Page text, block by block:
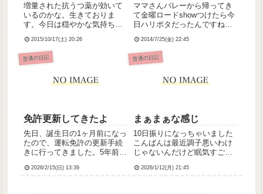
増量された抗うつ薬が効いて
いるのかな。生きておりま
す。今日は穏やかな気持ちで
た。あんなにしにたいしにた
いと酷かった希死念慮が、憑
き物が落ちたみたいになくな
しないでぼーっとしていた一
2015/10/17(土) 20:26
ママさんバレーから帰ってき
て金曜ロードshowつけたら今
日ハリポタだったんですね。
けど、やっぱ何度見ても面白
い！(´ω｀)けんしょー先生の
変声前の声もめっさかわい
たのが10年以上も前なの...
2014/7/25(金) 22:45
普通の日記
免許更新してきたよ
先日、誕生日の1ヶ月前になっ
たので、運転免許の更新手続
きに行ってきました。5年前の
ったのですが、写真写り最悪
2026/2/15(日) 13:39
普通の日記
まぁまぁな感じ
10日振りになっちゃいました
こんばんは最近調子悪いわけ
じゃないんだけど眠気すごく
休まなかった日も疲れて帰っ
2026/1/12(月) 21:45